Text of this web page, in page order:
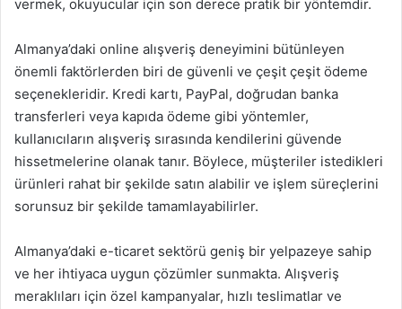
vermek, okuyucular için son derece pratik bir yöntemdir.
Almanya’daki online alışveriş deneyimini bütünleyen
önemli faktörlerden biri de güvenli ve çeşit çeşit ödeme
seçenekleridir. Kredi kartı, PayPal, doğrudan banka
transferleri veya kapıda ödeme gibi yöntemler,
kullanıcıların alışveriş sırasında kendilerini güvende
hissetmelerine olanak tanır. Böylece, müşteriler istedikleri
ürünleri rahat bir şekilde satın alabilir ve işlem süreçlerini
sorunsuz bir şekilde tamamlayabilirler.
Almanya’daki e-ticaret sektörü geniş bir yelpazeye sahip
ve her ihtiyaca uygun çözümler sunmakta. Alışveriş
meraklıları için özel kampanyalar, hızlı teslimatlar ve